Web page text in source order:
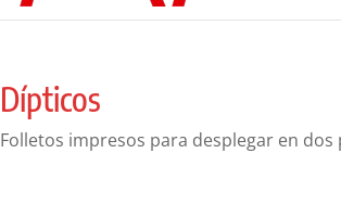
Dípticos
Folletos impresos para desplegar en dos